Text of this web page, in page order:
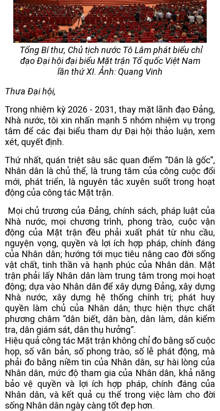
Tổng Bí thư, Chủ tịch nước Tô Lâm phát biểu chỉ
đạo Đại hội đại biểu Mặt trận Tổ quốc Việt Nam
lần thứ XI. Ảnh: Quang Vinh
Thưa Đại hội,
Trong nhiệm kỳ 2026 - 2031, thay mặt lãnh đạo Đảng,
Nhà nước, tôi xin nhấn mạnh 5 nhóm nhiệm vụ trọng
tâm để các đại biểu tham dự Đại hội thảo luận, xem
xét, quyết định.
Thứ nhất, quán triệt sâu sắc quan điểm “Dân là gốc”,
Nhân dân là chủ thể, là trung tâm của công cuộc đổi
mới, phát triển, là nguyên tắc xuyên suốt trong hoạt
động của công tác Mặt trận.
Mọi chủ trương của Đảng, chính sách, pháp luật của
Nhà nước, mọi chương trình, phong trào, cuộc vận
động của Mặt trận đều phải xuất phát từ nhu cầu,
nguyện vọng, quyền và lợi ích hợp pháp, chính đáng
của Nhân dân; hướng tới mục tiêu nâng cao đời sống
vật chất, tinh thần và hạnh phúc của Nhân dân. Mặt
trận phải lấy Nhân dân làm trung tâm trong mọi hoạt
động; dựa vào Nhân dân để xây dựng Đảng, xây dựng
Nhà nước, xây dựng hệ thống chính trị; phát huy
quyền làm chủ của Nhân dân; thực hiện thực chất
phương châm “dân biết, dân bàn, dân làm, dân kiểm
tra, dân giám sát, dân thụ hưởng”.
Hiệu quả công tác Mặt trận không chỉ đo bằng số cuộc
họp, số văn bản, số phong trào, số lễ phát động, mà
phải đo bằng niềm tin của Nhân dân, sự hài lòng của
Nhân dân, mức độ tham gia của Nhân dân, khả năng
bảo vệ quyền và lợi ích hợp pháp, chính đáng của
Nhân dân, và kết quả cụ thể trong việc làm cho đời
sống Nhân dân ngày càng tốt đẹp hơn.